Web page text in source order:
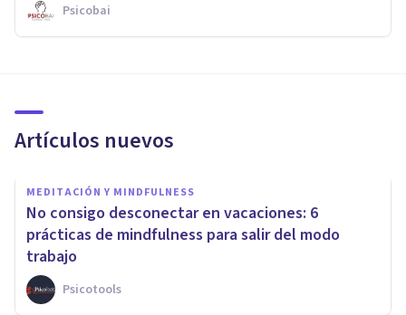
Psicobai
Artículos nuevos
MEDITACIÓN Y MINDFULNESS
No consigo desconectar en vacaciones: 6
prácticas de mindfulness para salir del modo
trabajo
Psicotools